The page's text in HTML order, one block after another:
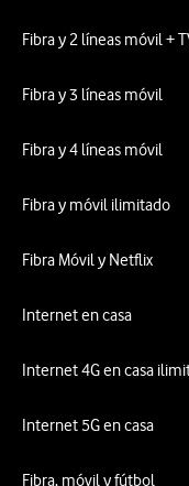
Fibra y 2 líneas móvil +
Fibra y 3 líneas móvil
Fibra y 4 líneas móvil
Fibra y móvil ilimitado
Fibra Móvil y Netflix
Internet en casa
Internet 4G en casa
Internet 5G en casa
Fibra, móvil y fútbol